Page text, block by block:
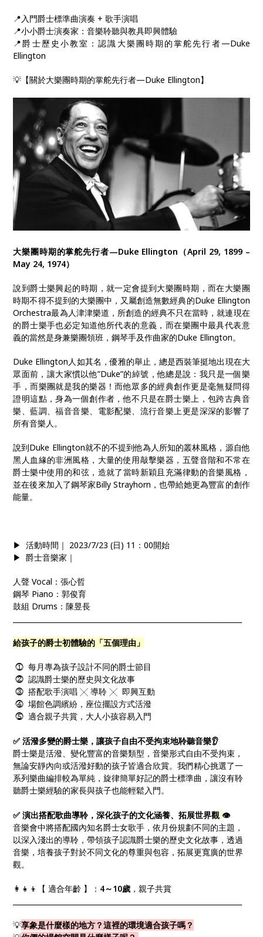
📍入門爵士標準曲演奏 + 歌手演唱​
📍小小爵士演奏家：音樂聆聽與教具即興體驗
📍爵士歷史小教室：認識大樂團時期的掌舵先行者—Duke
Ellington
💡【關於大樂團時期的掌舵先行者—Duke Ellington】
大樂團時期的掌舵先行者—Duke Ellington（April 29, 1899 –
May 24, 1974）
說到爵士樂興起的時期，就一定會提到大樂團時期，而在大樂團
時期不得不提到的大樂團中，又屬創造無數經典的Duke Ellington
Orchestra最為人津津樂道，所創造的經典不只在當時，就連現在
的爵士樂手也必定知道他所代表的意義，而在樂團中最具代表意
義的當然是身兼樂團領班，鋼琴手及作曲家的Duke Ellington。
Duke Ellington人如其名，優雅的舉止，總是西裝筆挺地出現在大
眾面前，讓大家慣以他”Duke”的綽號，他總是說：我只是一個樂
手，而樂團就是我的樂器！而他眾多的經典創作更是毫無疑問得
證明這點，身為一個創作者，他不只是在爵士樂上，包跨古典音
樂、藍調、福音音樂、電影配樂、流行音樂上更是深深的影響了
所有音樂人。
說到Duke Ellington就不的不提到他為人所知的叢林風格，源自他
黑人血緣的非洲風格，大量的使用敲擊樂器，五聲音階和不常在
爵士樂中使用的和弦，造就了當時新穎且充滿律動的音樂風格，
並在後來加入了鋼琴家Billy Strayhorn，也帶給她更為豐富的創作
能量。
▶ 活動時間｜​​ 2023/7/23 (日) 11：00開始
▶ 爵士音樂家｜
人聲 Vocal：張心哲
鋼琴 Piano：郭俊育
鼓組 Drums：陳昱長
給孩子的爵士初體驗的「五個理由」
⓵ 每月專為孩子設計不同的爵士節目
⓶ 認識爵士樂的歷史與文化故事
⓷ 搭配歌手演唱 ╳ 導聆 ╳ 即興互動
⓸ 場館色調繽紛，座位擺設方式活潑
⓹ 適合親子共賞，大人小孩容易入門
✅ 活潑多變的爵士樂，讓孩子自由不受拘束地聆聽音樂👂
爵士樂是活潑、變化豐富的音樂類型，音樂形式自由不受拘束，
無論安靜內向或活潑好動的孩子皆適合欣賞。我們精心挑選了一
系列樂曲編排較為單純，旋律簡單好記的爵士標準曲，讓沒有聆
聽爵士樂經驗的家長與孩子也能輕鬆入門。
✅ 演出搭配歌曲導聆，深化孩子的文化涵養、拓展世界觀 👁️
音樂會中將搭配國內知名爵士女歌手，依月份規劃不同的主題，
以深入淺出的導聆，帶領孩子認識爵士樂的歷史文化故事，透過
音樂，培養孩子對於不同文化的尊重與包容，拓展更寬廣的世界
觀。
👩‍👧‍👦【 適合年齡 】： 4～10歲 ，親子共賞
💡享象是什麼樣的地方？這裡的環境適合孩子嗎？